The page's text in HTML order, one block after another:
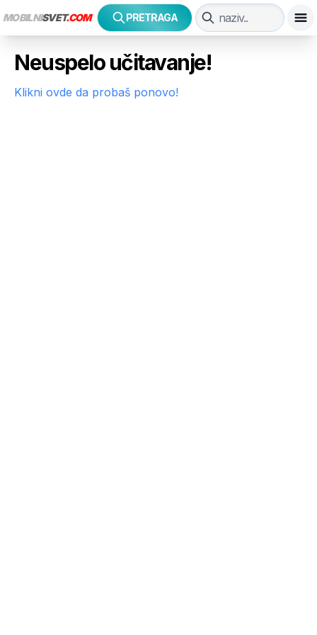
MOBILNISVET.COM PRETRAGA
Neuspelo učitavanje!
Klikni ovde da probaš ponovo!